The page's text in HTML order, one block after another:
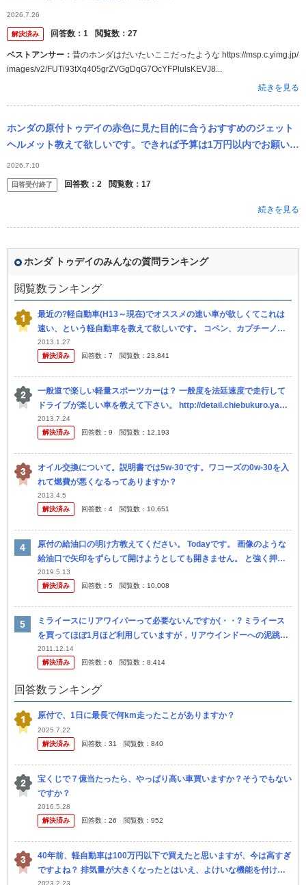
2026.7.26
解決済み 回答数： 1 閲覧数： 27
ベストアンサー： 昔のホンダはだいたいここだったような https://msp.c.yimg.jp/
images/v2/FUTi93tXq405grZVGgDqG7OcYFPlulsKEVJ8...
続きを見る
ホンダの原付トゥデイの赤色に見た目的に合うおすすめのジェット
ヘルメット教えて欲しいです。できれば予算は1万円以内でお願いし
ます！
2026.7.10
回答受付終了 回答数： 2 閲覧数： 17
続きを見る
ホンダ トゥデイのみんなの質問ランキング
閲覧数ランキング
最近の?軽自動車(H13～現在)でオススメの速い車が欲しくてこれは
速い、という軽自動車を教えて欲しいです。 コペン、カプチーノ、
ビートのようなオープンや2シーターはなしでお願いします。 昔お
金...
2013.1.27
解決済み
回答数： 7 閲覧数： 23,841
一般道で楽しい軽量スポーツカーは？ 一般度を法廷速度で走行して
ドライブが楽しい車を教えて下さい。 http://detail.chiebukuro.yaho
o.co.jp/qa/questio...
2013.7.24
解決済み
回答数： 9 閲覧数： 12,193
オイル交換について。説明書では5w-30です。ワコーズの0w-30を入
れて燃費が悪くなるってありますか？
2013.4.5
解決済み
回答数： 4 閲覧数： 10,651
原付の給油口の明け方教えてください。 Todayです。 画像のような
給油口で矢印をずらして開けようとしても開きません。 と強く押す
とかあるのでしょうか？
2019.5.13
解決済み
回答数： 5 閲覧数： 10,008
ミライースにリアワイパーって必要ないんですか(・・? ミライース
を買ってほぼ1月ほど利用していますが，リアウインドーへの泥跳ね
が予想以上に酷くて寒冷地仕様を選んでリアワイパーをつけてホント
に良か...
2011.12.14
解決済み
回答数： 6 閲覧数： 8,414
回答数ランキング
原付で、1日に最長で何km走ったことがありますか？
2025.7.22
解決済み
回答数： 31 閲覧数： 840
宝くじで７億当たったら、やっぱり高い車買いますか？そうでもない
ですか？
2016.5.28
解決済み
回答数： 26 閲覧数： 952
40年前、軽自動車は100万円以下で買えたと思いますが、今は高すぎ
ですよね？ 排気量が大きくなったとはいえ、よけいな機能を付けす
2023.2.23